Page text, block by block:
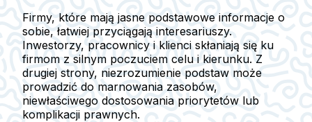
Firmy, które mają jasne podstawowe informacje o
sobie, łatwiej przyciągają interesariuszy.
Inwestorzy, pracownicy i klienci skłaniają się ku
firmom z silnym poczuciem celu i kierunku. Z
drugiej strony, niezrozumienie podstaw może
prowadzić do marnowania zasobów,
niewłaściwego dostosowania priorytetów lub
komplikacji prawnych.